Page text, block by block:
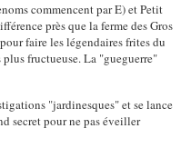
commencent par E) et Petit
près que la ferme des Gros
faire les légendaires frites du
plus fructueuse. La "gueguerre"
"jardinesques" et se lance
secret pour ne pas éveiller